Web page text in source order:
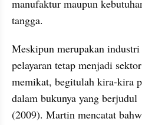
manufaktur maupun
tangga.
Meskipun merupakan
pelayaran tetap menjadi
memikat, begitulah kira-kira
dalam bukunya yang berjudul
(2009). Martin mencatat